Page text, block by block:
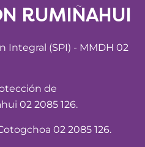
RUMIÑAHUI
Integral (SPI) - MMDH 02
de
02 2085 126.
02 2085 126.